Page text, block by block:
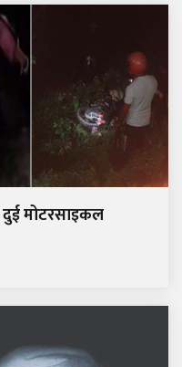
दुई मोटरसाइकल